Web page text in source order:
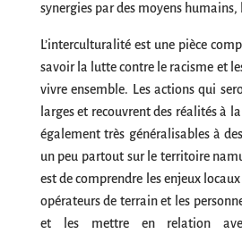
synergies par des moyens humains,
L’interculturalité est une pièce
savoir la lutte contre le racisme et
vivre ensemble. Les actions qui
larges et recouvrent des réalités à
également très généralisables à
un peu partout sur le territoire
est de comprendre les enjeux
opérateurs de terrain et les
et les mettre en relation